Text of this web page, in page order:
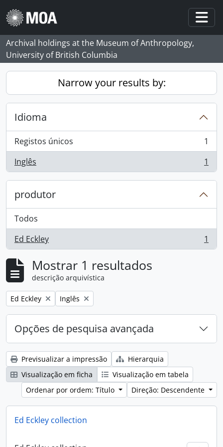
Skip to main content
Archival holdings at the Museum of Anthropology,
University of British Columbia
Narrow your results by:
Idioma
Registos únicos
, 1 resultados
1
Inglês
, 1 resultados 1
produtor
Todos
Ed Eckley
, 1 resultados 1
Mostrar 1 resultados
descrição arquivística
Remove filter:
Ed Eckley Remove filter:
Inglês
Opções de pesquisa avançada
Previsualizar a impressão
Hierarquia
Visualização em ficha
Visualização em tabela
Ordenar por ordem: Título
Direção: Descendente
Ed Eckley collection